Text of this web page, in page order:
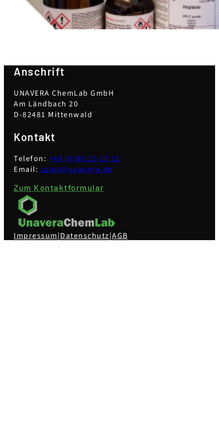
Anschrift
UNAVERA ChemLab GmbH
Am Ländbach 20
D-82481 Mittenwald
Kontakt
Telefon: +49 (0)88 23-13 51
Email: sales@unavera.de
Zum Kontaktformular
Impressum|Datenschutz|AGB